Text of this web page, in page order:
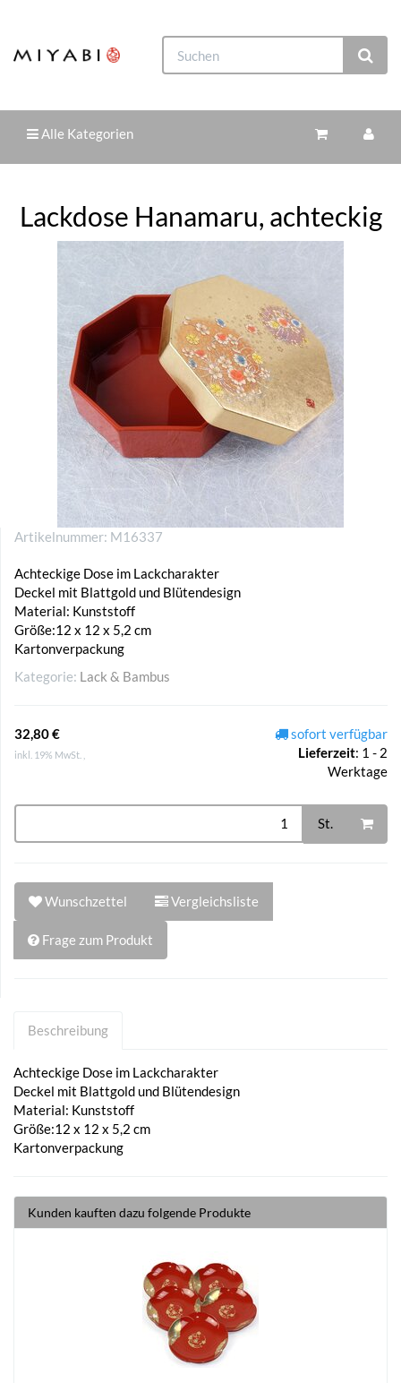
Alle Kategorien
Lackdose Hanamaru, achteckig
Artikelnummer: M16337
Achteckige Dose im Lackcharakter
Deckel mit Blattgold und Blütendesign
Material: Kunststoff
Größe:12 x 12 x 5,2 cm
Kartonverpackung
Kategorie: Lack & Bambus
32,80 €
inkl. 19% MwSt. ,
sofort verfügbar
Lieferzeit: 1 - 2
Werktage
St.
Wunschzettel Vergleichsliste
Frage zum Produkt
Beschreibung
Achteckige Dose im Lackcharakter
Deckel mit Blattgold und Blütendesign
Material: Kunststoff
Größe:12 x 12 x 5,2 cm
Kartonverpackung
Kunden kauften dazu folgende Produkte